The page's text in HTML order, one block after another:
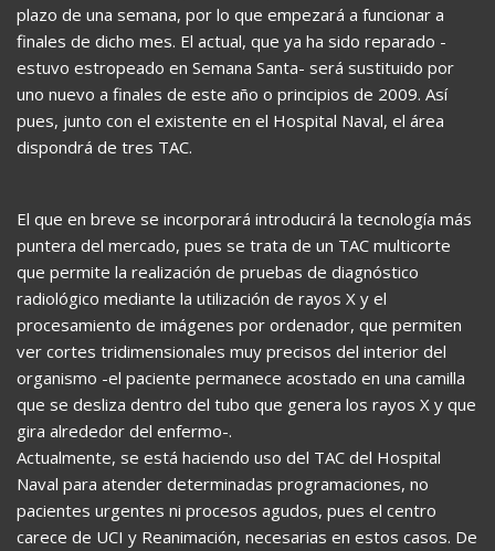
plazo de una semana, por lo que empezará a funcionar a
finales de dicho mes. El actual, que ya ha sido reparado -
estuvo estropeado en Semana Santa- será sustituido por
uno nuevo a finales de este año o principios de 2009. Así
pues, junto con el existente en el Hospital Naval, el área
dispondrá de tres TAC.
El que en breve se incorporará introducirá la tecnología más
puntera del mercado, pues se trata de un TAC multicorte
que permite la realización de pruebas de diagnóstico
radiológico mediante la utilización de rayos X y el
procesamiento de imágenes por ordenador, que permiten
ver cortes tridimensionales muy precisos del interior del
organismo -el paciente permanece acostado en una camilla
que se desliza dentro del tubo que genera los rayos X y que
gira alrededor del enfermo-.
Actualmente, se está haciendo uso del TAC del Hospital
Naval para atender determinadas programaciones, no
pacientes urgentes ni procesos agudos, pues el centro
carece de UCI y Reanimación, necesarias en estos casos. De